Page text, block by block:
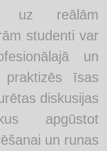
uz reālām
studenti var
un
praktizēs īsas
diskusijas
apgūstot
un runas